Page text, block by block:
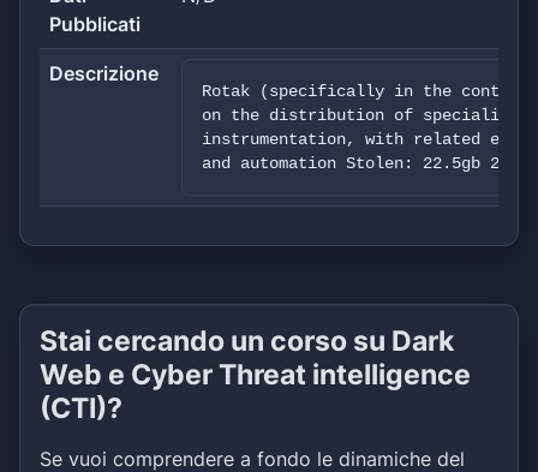
Pubblicati
Descrizione
Rotak (specifically in the context
on the distribution of specialized
instrumentation, with related
and automation Stolen: 22.5gb 20k
Stai cercando un corso su Dark
Web e Cyber Threat intelligence
(CTI)?
Se vuoi comprendere a fondo le dinamiche del